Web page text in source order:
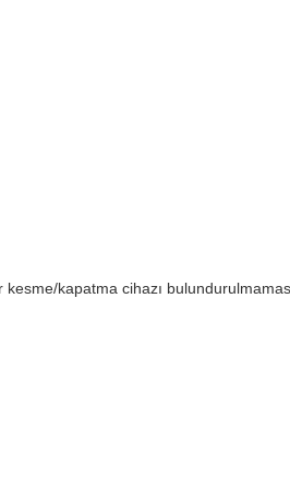
kapatma cihazı